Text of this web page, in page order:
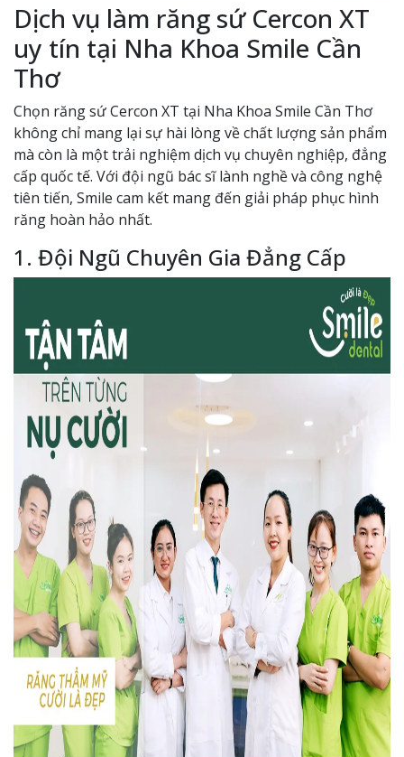
Dịch vụ làm răng sứ Cercon XT
uy tín tại Nha Khoa Smile Cần
Thơ
Chọn răng sứ Cercon XT tại Nha Khoa Smile Cần Thơ
không chỉ mang lại sự hài lòng về chất lượng sản phẩm
mà còn là một trải nghiệm dịch vụ chuyên nghiệp, đẳng
cấp quốc tế. Với đội ngũ bác sĩ lành nghề và công nghệ
tiên tiến, Smile cam kết mang đến giải pháp phục hình
răng hoàn hảo nhất.
1. Đội Ngũ Chuyên Gia Đẳng Cấp